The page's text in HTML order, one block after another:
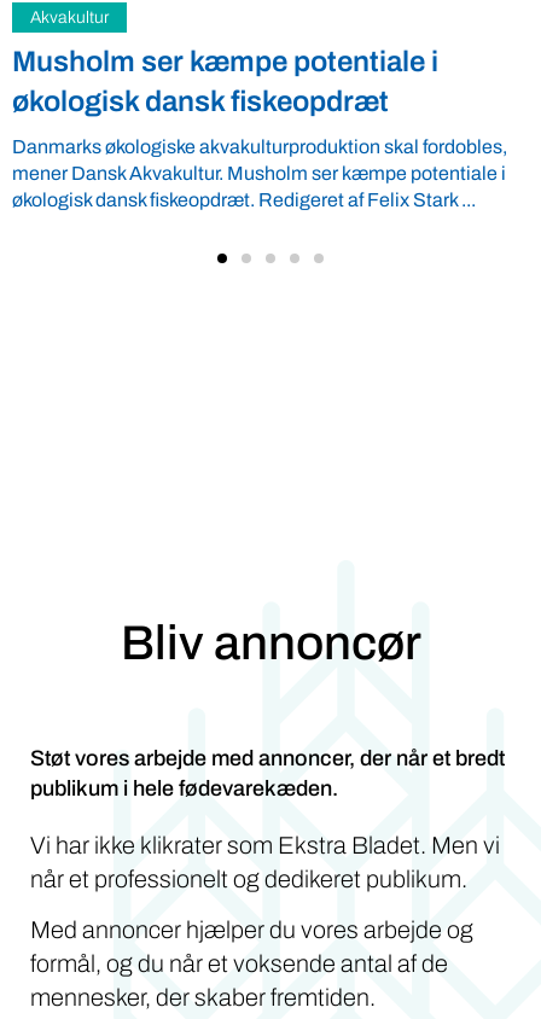
Uncategorized
Få et kig på fødevarearkitektur,
insektproduktion, moderne
landbrugsmaskiner og meget mere
Foreningen Verdens Bedste Fødevarer inviterer alle mad-
elskere en tur på landet den 9. maj. Kom glad fra 10.30 til
Støt vores arbejde med annoncer, der når et bredt
Vi har ikke klikrater som Ekstra Bladet. Men vi
når et professionelt og dedikeret publikum.
Med annoncer hjælper du vores arbejde og
formål, og du når et voksende antal af de